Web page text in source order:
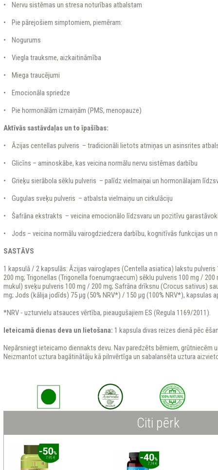
• Nervu sistēmas un stresa noturības atbalstam
• Pie pārejošiem simptomiem, piemēram:
• Nogurums
• Viegla trauksme, aizkaitināmība
• Miega traucējumi
• Emocionāla spriedze
• Pie hormonālām izmaiņām (PMS, menopauze)
Aktīvās sastāvdaļas un to īpašības:
• Āzijas centellas pulveris – tradicionāli lietots atmiņas un asinsrites
• Glicīns – aminoskābe, kas veicina normālu nervu sistēmas darbību
• Grieķu sierābola sēklu pulveris – palīdz vielmaiņai un hormonālajam
• Gugulas sveķu pulveris – atbalsta vielmaiņu un cirkulāciju
• Šafrāna ekstrakts – veicina emocionālo līdzsvaru un pozitīvu
• Jods – veicina normālu vairogdziedzera darbību, kognitīvās funkcijas un
SASTĀVS
1 kapsulā / 2 kapsulās: Āzijas vairoglapes (Centella asiatica) lakstu
200 mg; Trigonellas (Trigonella foenumgraecum) sēklu pulveris 100 mg /
mukul) sveķu pulveris 100 mg / 200 mg; Safrāna drīksnu (Crocus sativus)
mg; Jods (kālija jodīds) 75 μg (50% NRV*) / 150 μg (100% NRV*), kapsulas
*NRV - uzturvielu atsauces vērtība, pieaugušajiem ES (Regula 1169/2011).
Ieteicamā dienas deva un lietošana: 1 kapsula divas reizes dienā pēc
Nepārsniegt ieteicamo diennakts devu. Nav paredzēts bērniem, grūtniecēm
Neizmantot uztura bagātinātāju kā pilnvērtīga un sabalansēta uztura
Citi pērk